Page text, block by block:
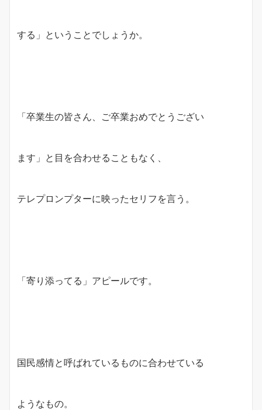
する」ということでしょうか。
「卒業生の皆さん、ご卒業おめでとうござい
ます」と目を合わせることもなく、
テレプロンプターに映ったセリフを言う。
「寄り添ってる」アピールです。
国民感情と呼ばれているものに合わせている
ようなもの。